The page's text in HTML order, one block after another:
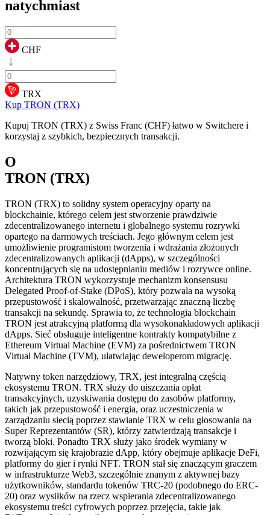
natychmiast
CHF
TRX
Kup TRON (TRX)
Kupuj TRON (TRX) z Swiss Franc (CHF) łatwo w Switchere i
korzystaj z szybkich, bezpiecznych transakcji.
O
TRON (TRX)
TRON (TRX) to solidny system operacyjny oparty na
blockchainie, którego celem jest stworzenie prawdziwie
zdecentralizowanego internetu i globalnego systemu rozrywki
opartego na darmowych treściach. Jego głównym celem jest
umożliwienie programistom tworzenia i wdrażania złożonych
zdecentralizowanych aplikacji (dApps), w szczególności
koncentrujących się na udostępnianiu mediów i rozrywce online.
Architektura TRON wykorzystuje mechanizm konsensusu
Delegated Proof-of-Stake (DPoS), który pozwala na wysoką
przepustowość i skalowalność, przetwarzając znaczną liczbę
transakcji na sekundę. Sprawia to, że technologia blockchain
TRON jest atrakcyjną platformą dla wysokonakładowych aplikacji
dApps. Sieć obsługuje inteligentne kontrakty kompatybilne z
Ethereum Virtual Machine (EVM) za pośrednictwem TRON
Virtual Machine (TVM), ułatwiając deweloperom migrację.
Natywny token narzędziowy, TRX, jest integralną częścią
ekosystemu TRON. TRX służy do uiszczania opłat
transakcyjnych, uzyskiwania dostępu do zasobów platformy,
takich jak przepustowość i energia, oraz uczestniczenia w
zarządzaniu siecią poprzez stawianie TRX w celu głosowania na
Super Reprezentantów (SR), którzy zatwierdzają transakcje i
tworzą bloki. Ponadto TRX służy jako środek wymiany w
rozwijającym się krajobrazie dApp, który obejmuje aplikacje DeFi,
platformy do gier i rynki NFT. TRON stał się znaczącym graczem
w infrastrukturze Web3, szczególnie znanym z aktywnej bazy
użytkowników, standardu tokenów TRC-20 (podobnego do ERC-
20) oraz wysiłków na rzecz wspierania zdecentralizowanego
ekosystemu treści cyfrowych poprzez przejęcia, takie jak